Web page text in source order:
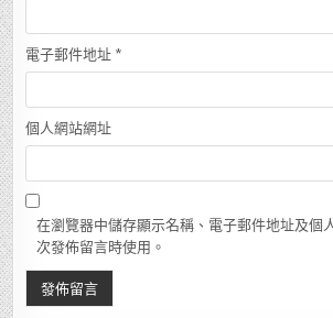
電子郵件地址 *
個人網站網址
在瀏覽器中儲存顯示名稱、電子郵件地址及個
次發佈留言時使用。